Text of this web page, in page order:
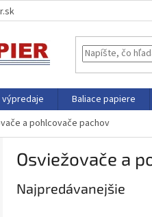
výpredaje Baliace papiere
a pohlcovače pachov
Osviežovače a
Najpredávanejšie